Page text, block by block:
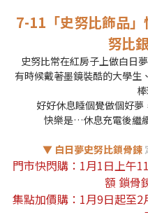
7-11「史努比飾品
努比
史努比常在紅房子上做白日
有時候戴著墨鏡裝酷的大學生
好好休息睡個覺做個好
快樂是…休息充電後繼
▼ 白日夢史努比鎖骨鍊
門市快閃購： 1月1日上午
額 鎖骨
集點加價購：1月9日起至